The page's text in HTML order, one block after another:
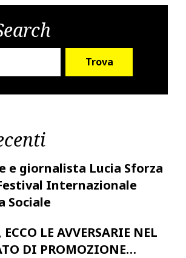
Trova
e giornalista Lucia Sforza
Internazionale
Sociale
LE AVVERSARIE NEL
DI PROMOZIONE…